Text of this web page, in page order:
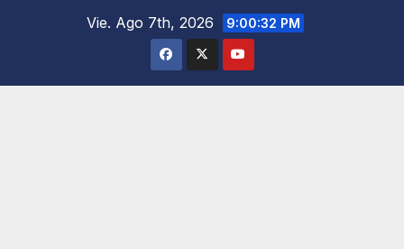
Vie. Ago 7th, 2026 9:00:33 PM